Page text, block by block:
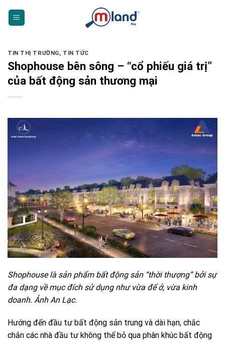
TIN THỊ TRƯỜNG, TIN TỨC
Shophouse bên sông – “cổ phiếu giá trị”
của bất động sản thương mại
Shophouse là sản phẩm bất động sản “thời thượng” bởi sự
đa dạng về mục đích sử dụng như vừa để ở, vừa kinh
doanh. Ảnh An Lạc.
Hướng đến đầu tư bất động sản trung và dài hạn, chắc
chắn các nhà đầu tư không thể bỏ qua phân khúc bất động